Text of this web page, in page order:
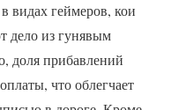
видах геймеров, кои
дело из гунявым
доля прибавлений
что облегчает